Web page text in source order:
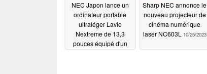
NEC Japon lance un
ordinateur portable
ultraléger Lavie
Nextreme de 13,3
pouces équipé d'un
Sharp NEC annonce le
nouveau projecteur de
cinéma numérique
laser NC603L
10/25/2023